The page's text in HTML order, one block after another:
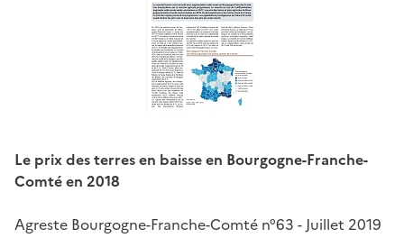
Le prix des terres en baisse en Bourgogne-Franche-
Comté en 2018
Agreste Bourgogne-Franche-Comté n°63 - Juillet 2019